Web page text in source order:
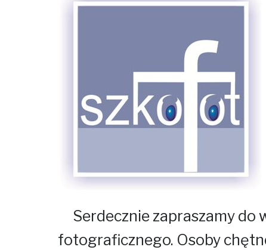
Serdecznie zapraszamy do
fotograficznego. Osoby